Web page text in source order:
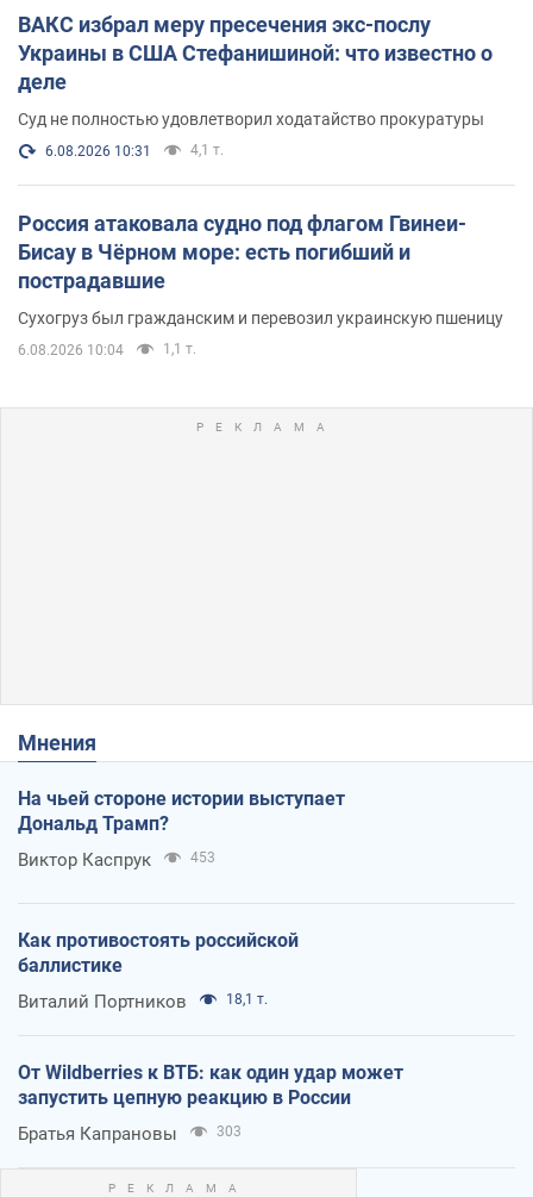
ВАКС избрал меру пресечения экс-послу
Украины в США Стефанишиной: что известно о
деле
Суд не полностью удовлетворил ходатайство прокуратуры
6.08.2026 10:31 4,1 т.
Россия атаковала судно под флагом Гвинеи-
Бисау в Чёрном море: есть погибший и
пострадавшие
Сухогруз был гражданским и перевозил украинскую пшеницу
6.08.2026 10:04 1,1 т.
Мнения
На чьей стороне истории выступает
Дональд Трамп?
Виктор Каспрук 453
Как противостоять российской
баллистике
Виталий Портников 18,1 т.
От Wildberries к ВТБ: как один удар может
запустить цепную реакцию в России
Братья Капрановы 303